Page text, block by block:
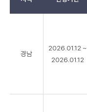
경남
2026.01.12 ~
2026.01.12